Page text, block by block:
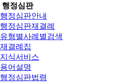
행정심판
행정심판안내
행정심판재결례
유형별사례별검색
재결례집
지식서비스
용어설명
행정심판법령